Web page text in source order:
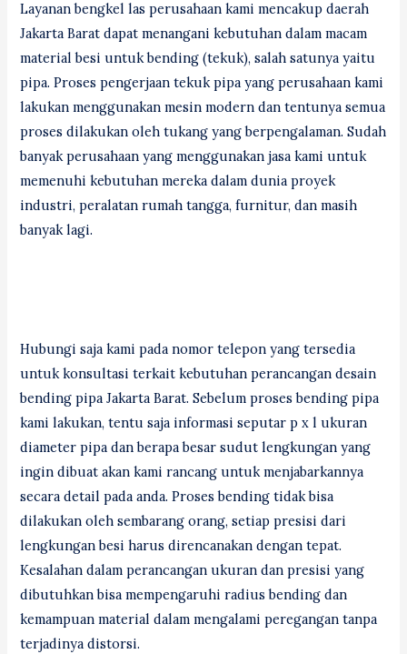
Layanan bengkel las perusahaan kami mencakup daerah
Jakarta Barat dapat menangani kebutuhan dalam macam
material besi untuk bending (tekuk), salah satunya yaitu
pipa. Proses pengerjaan tekuk pipa yang perusahaan kami
lakukan menggunakan mesin modern dan tentunya semua
proses dilakukan oleh tukang yang berpengalaman. Sudah
banyak perusahaan yang menggunakan jasa kami untuk
memenuhi kebutuhan mereka dalam dunia proyek
industri, peralatan rumah tangga, furnitur, dan masih
banyak lagi.
Hubungi saja kami pada nomor telepon yang tersedia
untuk konsultasi terkait kebutuhan perancangan desain
bending pipa Jakarta Barat. Sebelum proses bending pipa
kami lakukan, tentu saja informasi seputar p x l ukuran
diameter pipa dan berapa besar sudut lengkungan yang
ingin dibuat akan kami rancang untuk menjabarkannya
secara detail pada anda. Proses bending tidak bisa
dilakukan oleh sembarang orang, setiap presisi dari
lengkungan besi harus direncanakan dengan tepat.
Kesalahan dalam perancangan ukuran dan presisi yang
dibutuhkan bisa mempengaruhi radius bending dan
kemampuan material dalam mengalami peregangan tanpa
terjadinya distorsi.